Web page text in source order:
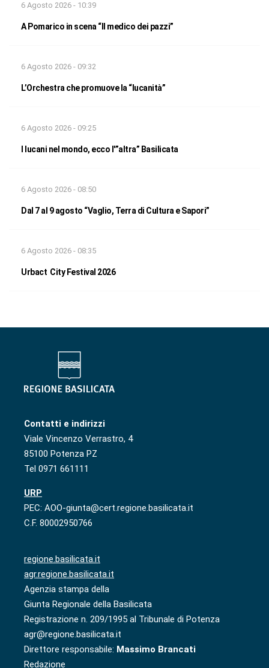
6 Agosto 2026 - 10:39
A Pomarico in scena “Il medico dei pazzi”
6 Agosto 2026 - 09:32
L’Orchestra che promuove la “lucanità”
6 Agosto 2026 - 09:25
I lucani nel mondo, ecco l'”altra” Basilicata
6 Agosto 2026 - 08:50
Dal 7 al 9 agosto “Vaglio, Terra di Cultura e Sapori”
6 Agosto 2026 - 08:35
Urbact City Festival 2026
Contatti e indirizzi
Viale Vincenzo Verrastro, 4
85100 Potenza PZ
Tel 0971 661111
URP
PEC: AOO-giunta@cert.regione.basilicata.it
C.F. 80002950766
regione.basilicata.it
agr.regione.basilicata.it
Agenzia stampa della
Giunta Regionale della Basilicata
Registrazione n. 209/1995 al Tribunale di Potenza
agr@regione.basilicata.it
Direttore responsabile: Massimo Brancati
Redazione